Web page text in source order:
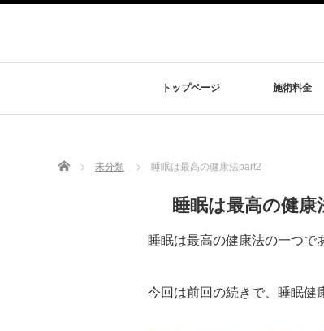
トップページ 施術料金
Home 未分類 睡眠は最高の健康法part2
睡眠は最高の健康
睡眠は最高の健康法の一つで
今回は前回の続きで、睡眠健